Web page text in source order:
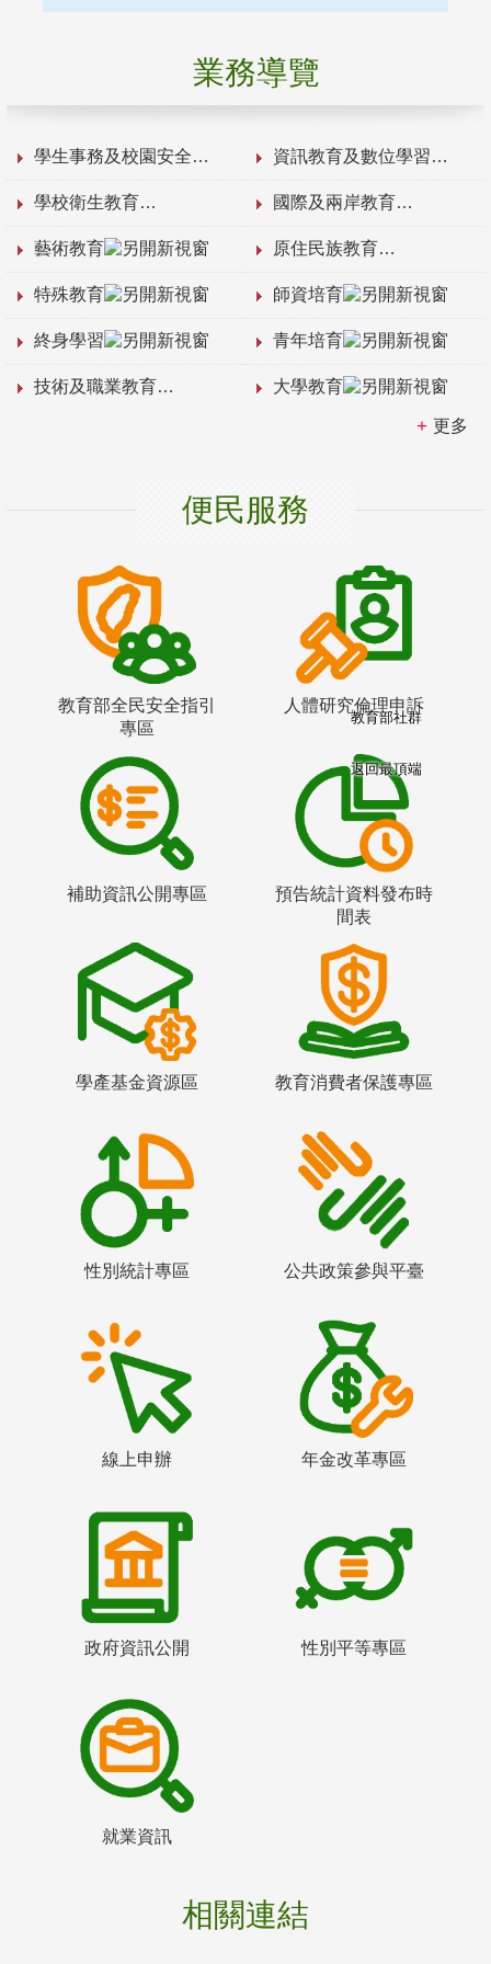
業務導覽
學生事務及校園安全 資訊教育及數位學習
學校衛生教育 國際及兩岸教育
藝術教育 原住民族教育
特殊教育 師資培育
終身學習 青年培育
技術及職業教育 大學教育
更多
便民服務
教育部全民安全指引
專區
人體研究倫理申訴
補助資訊公開專區
預告統計資料發布時
間表
學產基金資源區 教育消費者保護專區
性別統計專區 公共政策參與平臺
線上申辦 年金改革專區
政府資訊公開 性別平等專區
就業資訊
相關連結
教育部社群
返回最頂端